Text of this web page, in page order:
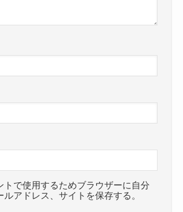
トで使用するためブラウザーに自分
ルアドレス、サイトを保存する。